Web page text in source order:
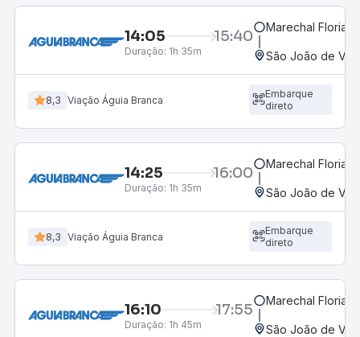
14:05 15:40
Duração: 1h 35m
Marechal
São João de
8,3 Viação Águia Branca
Embarque
direto
14:25 16:00
Duração: 1h 35m
Marechal
São João de
8,3 Viação Águia Branca
Embarque
direto
16:10 17:55
Duração: 1h 45m
Marechal
São João de